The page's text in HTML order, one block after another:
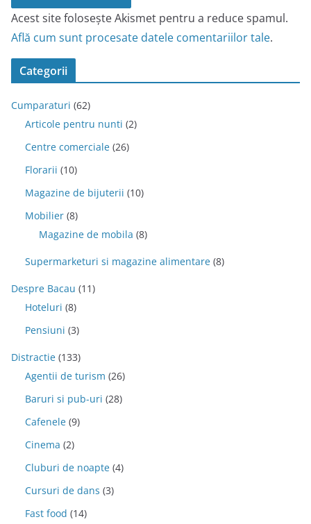
Acest site folosește Akismet pentru a reduce spamul.
Află cum sunt procesate datele comentariilor tale.
Categorii
Cumparaturi (62)
Articole pentru nunti (2)
Centre comerciale (26)
Florarii (10)
Magazine de bijuterii (10)
Mobilier (8)
Magazine de mobila (8)
Supermarketuri si magazine alimentare (8)
Despre Bacau (11)
Hoteluri (8)
Pensiuni (3)
Distractie (133)
Agentii de turism (26)
Baruri si pub-uri (28)
Cafenele (9)
Cinema (2)
Cluburi de noapte (4)
Cursuri de dans (3)
Fast food (14)